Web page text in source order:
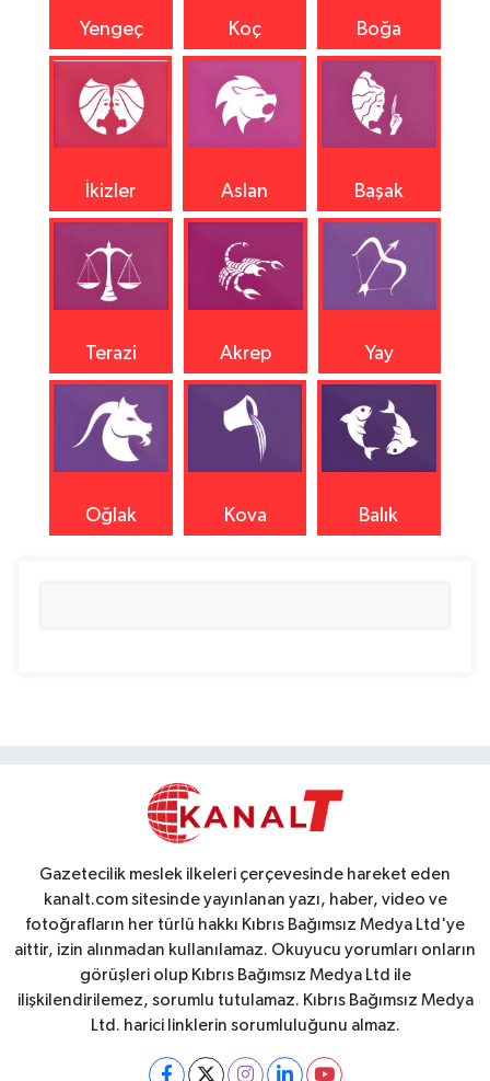
Yengeç Koç Boğa
İkizler Aslan Başak
Terazi Akrep Yay
Oğlak Kova Balık
Gazetecilik meslek ilkeleri çerçevesinde hareket eden
kanalt.com sitesinde yayınlanan yazı, haber, video ve
fotoğrafların her türlü hakkı Kıbrıs Bağımsız Medya Ltd'ye
aittir, izin alınmadan kullanılamaz. Okuyucu yorumları onların
görüşleri olup Kıbrıs Bağımsız Medya Ltd ile
ilişkilendirilemez, sorumlu tutulamaz. Kıbrıs Bağımsız Medya
Ltd. harici linklerin sorumluluğunu almaz.